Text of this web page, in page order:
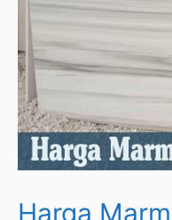
Harga